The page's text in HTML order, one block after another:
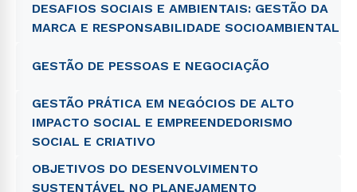
DESAFIOS SOCIAIS E AMBIENTAIS: GESTÃO DA
MARCA E RESPONSABILIDADE SOCIOAMBIENTAL
GESTÃO DE PESSOAS E NEGOCIAÇÃO
GESTÃO PRÁTICA EM NEGÓCIOS DE ALTO
IMPACTO SOCIAL E EMPREENDEDORISMO
SOCIAL E CRIATIVO
OBJETIVOS DO DESENVOLVIMENTO
SUSTENTÁVEL NO PLANEJAMENTO